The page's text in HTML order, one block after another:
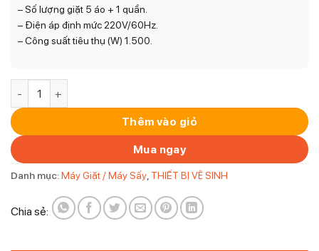
– Số lượng giặt 5 áo + 1 quần.
– Điện áp định mức 220V/60Hz.
– Công suất tiêu thụ (W) 1.500.
Thêm vào giỏ
Mua ngay
Danh mục:Máy Giặt / Máy Sấy THIẾT BỊ VỆ SINH
Chia sẻ: